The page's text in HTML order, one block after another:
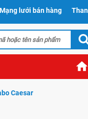
Mạng lưới bán hàng
Caesar